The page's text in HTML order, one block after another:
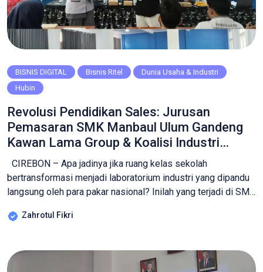
BISNIS DIGITAL Bisnis Ritel
Dunia Usaha & Industri
Hubin
Revolusi Pendidikan Sales: Jurusan
Pemasaran SMK Manbaul Ulum Gandeng
Kawan Lama Group & Koalisi Industri
dalam “Profesional Mengajar”
CIREBON – Apa jadinya jika ruang kelas sekolah
bertransformasi menjadi laboratorium industri yang dipandu
langsung oleh para pakar nasional? Inilah yang terjadi di SMK
unggulan “Profesional Mengajar”. ​Melalui kolaborasi
tiga organisasi besar—AGMARI, SDI, dan KOMISI—siswa
Jurusan Pemasaran kini tidak lagi […]
Zahrotul Fikri